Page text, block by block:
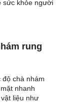
sức khỏe người
rung
độ chà nhám
nhanh
liệu như